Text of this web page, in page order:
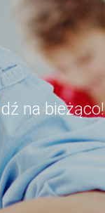
na bieżąco!